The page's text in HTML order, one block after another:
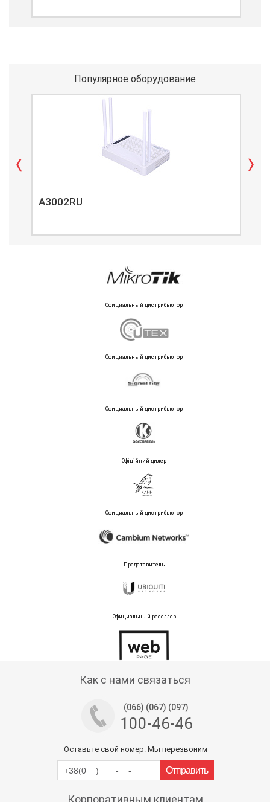
Популярное оборудование
A3002RU
Официальный дистрибьютор
Официальный дистрибьютор
Официальный дистрибьютор
Офіційний дилер
Официальный дистрибьютор
Представитель
Официальный реселлер
Как с нами связаться
(066) (067) (097)
100-46-46
Оставьте свой номер. Мы перезвоним
Корпоративным клиентам